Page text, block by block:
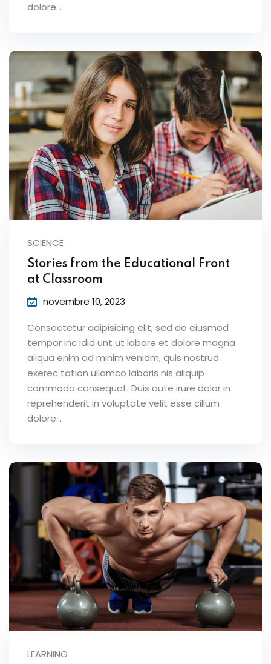
dolore...
SCIENCE
Stories from the Educational Front
at Classroom
novembre 10, 2023
Consectetur adipisicing elit, sed do eiusmod
tempor inc idid unt ut labore et dolore magna
aliqua enim ad minim veniam, quis nostrud
exerec tation ullamco laboris nis aliquip
commodo consequat. Duis aute irure dolor in
reprehenderit in voluptate velit esse cillum
dolore...
LEARNING